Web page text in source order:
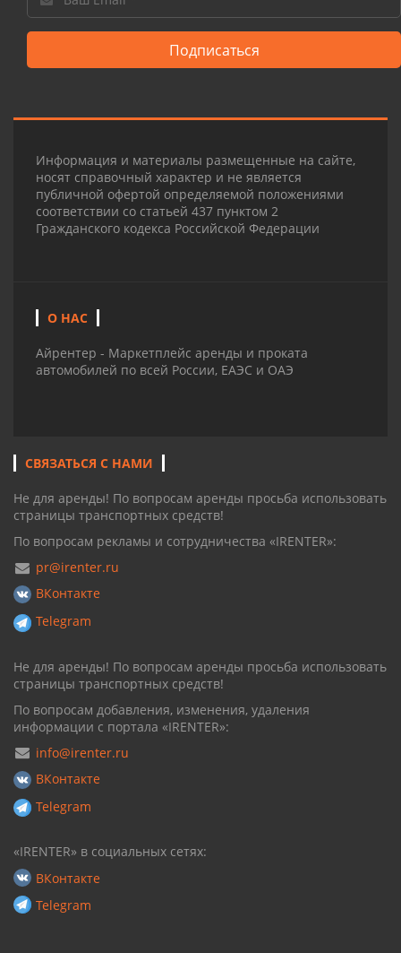
Подписаться
Информация и материалы размещенные на сайте,
носят справочный характер и не является
публичной офертой определяемой положениями
соответствии со статьей 437 пунктом 2
Гражданского кодекса Российской Федерации
О НАС
Айрентер - Маркетплейс аренды и проката
автомобилей по всей России, ЕАЭС и ОАЭ
СВЯЗАТЬСЯ С НАМИ
Не для аренды! По вопросам аренды просьба использовать
страницы транспортных средств!
По вопросам рекламы и сотрудничества «IRENTER»:
pr@irenter.ru
ВКонтакте
Telegram
Не для аренды! По вопросам аренды просьба использовать
страницы транспортных средств!
По вопросам добавления, изменения, удаления
информации с портала «IRENTER»:
info@irenter.ru
ВКонтакте
Telegram
«IRENTER» в социальных сетях:
ВКонтакте
Telegram